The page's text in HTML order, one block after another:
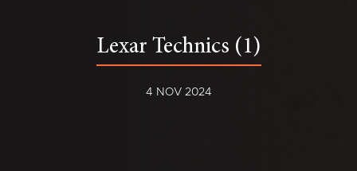
Lexar Technics (1)
4 NOV 2024